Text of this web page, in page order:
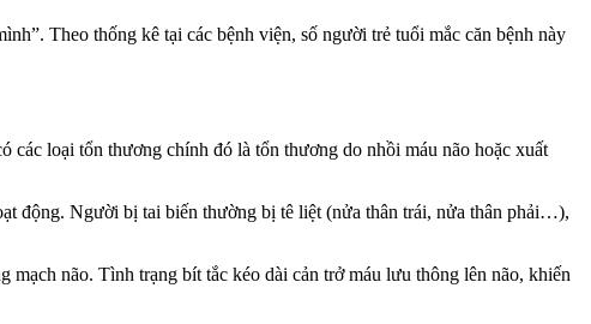
Theo thống kê tại các bệnh viện, số người trẻ tuổi mắc căn bệnh này
các loại tổn thương chính đó là tổn thương do nhồi máu não hoặc xuất
động. Người bị tai biến thường bị tê liệt (nửa thân trái, nửa thân phải…),
não. Tình trạng bít tắc kéo dài cản trở máu lưu thông lên não, khiến